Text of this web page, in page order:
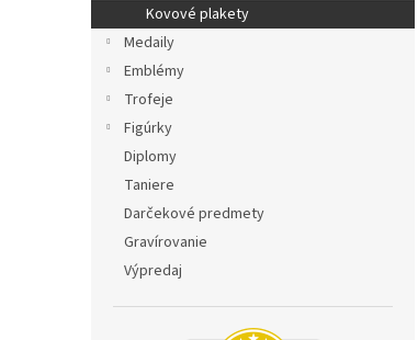
Kovové plakety
Medaily
Emblémy
Trofeje
Figúrky
Diplomy
Taniere
Darčekové predmety
Gravírovanie
Výpredaj